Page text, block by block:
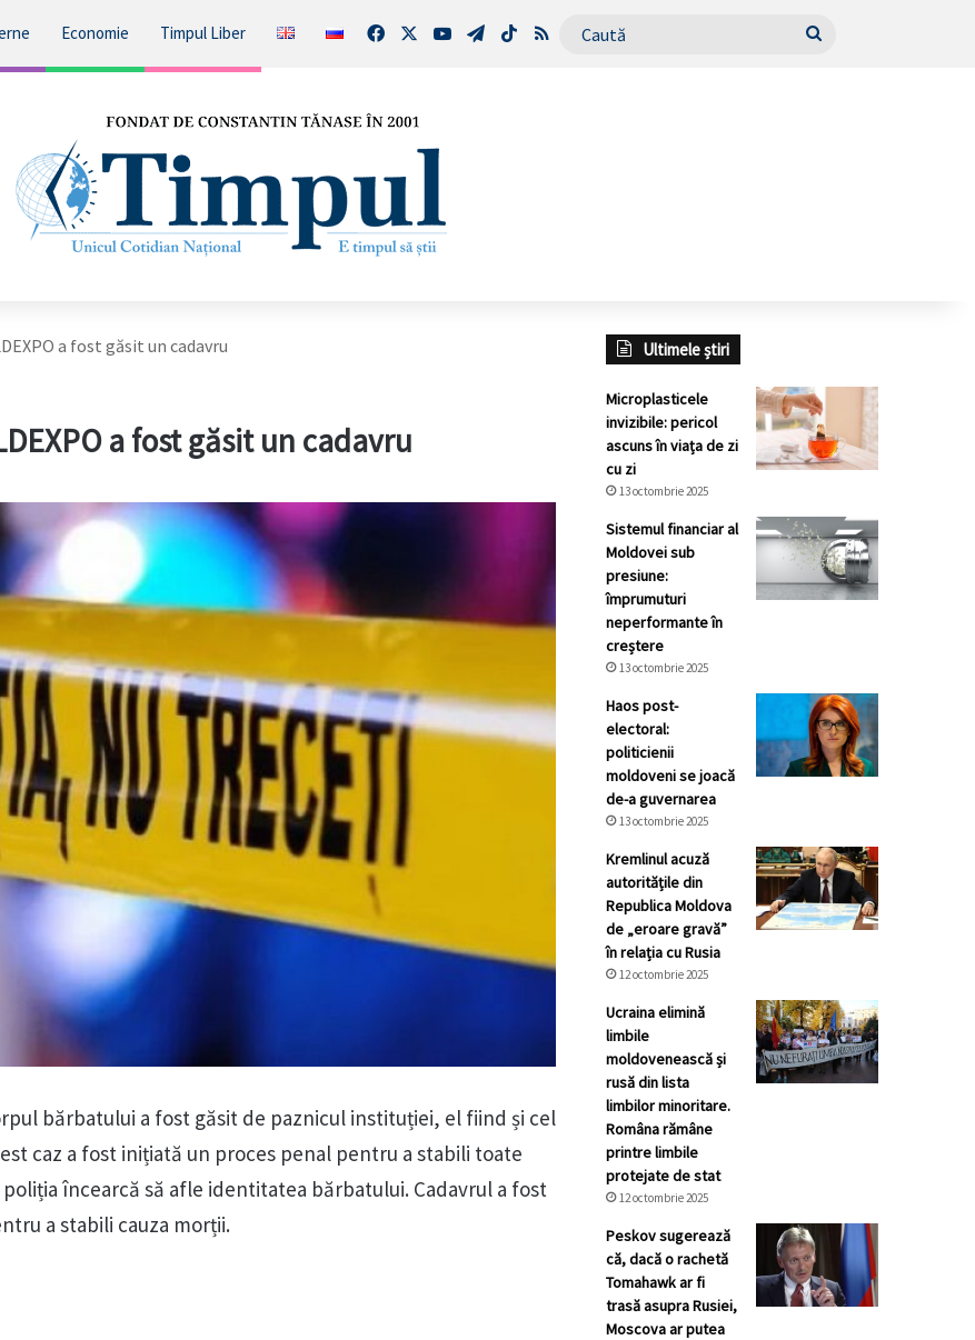
Economie Timpul Liber FacebookYouTubeTelegram
TikTokRSS Caută
a fost găsit un cadavru
a fost găsit un cadavru
bărbatului a fost găsit de paznicul instituției, el fiind și cel
caz a fost inițiată un proces penal pentru a stabili toate
încearcă să afle identitatea bărbatului. Cadavrul a fost
a stabili cauza morții.
Ultimele știri
Microplasticele
invizibile: pericol
ascuns în viața de zi
cu zi
13 octombrie 2025
Sistemul financiar al
Moldovei sub
presiune:
împrumuturi
neperformante în
creștere
13 octombrie 2025
Haos post-
electoral:
politicienii
moldoveni se joacă
de-a guvernarea
13 octombrie 2025
Kremlinul acuză
autoritățile din
Republica Moldova
de „eroare gravă”
în relația cu Rusia
12 octombrie 2025
Ucraina elimină
limbile
moldovenească și
rusă din lista
limbilor minoritare.
Româna rămâne
printre limbile
protejate de stat
12 octombrie 2025
Peskov sugerează
că, dacă o rachetă
Tomahawk ar fi
trasă asupra Rusiei,
Moscova ar putea